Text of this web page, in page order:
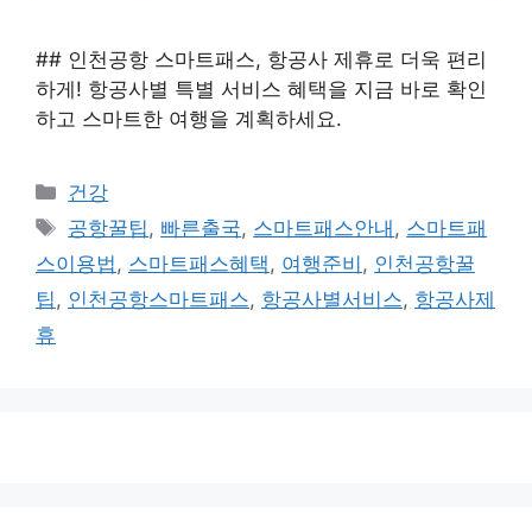
## 인천공항 스마트패스, 항공사 제휴로 더욱 편리
하게! 항공사별 특별 서비스 혜택을 지금 바로 확인
하고 스마트한 여행을 계획하세요.
카
테
고
리
건강
태
그
공항꿀팁 , 빠른출국, 스마트패스안내 , 스마트패
스이용법 , 스마트패스혜택 , 여행준비 , 인천공항꿀
팁 , 인천공항스마트패스, 항공사별서비스, 항공사제
휴